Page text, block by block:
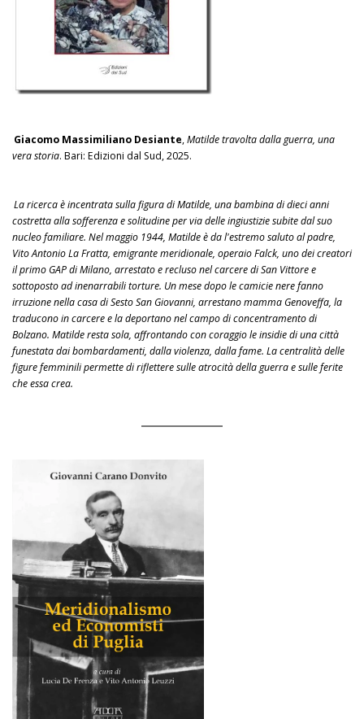
Giacomo Massimiliano Desiante,Matilde travolta dalla guerra, una
vera storia. Bari: Edizioni dal Sud, 2025.
La ricerca è incentrata sulla figura di Matilde, una bambina di dieci anni
costretta alla sofferenza e solitudine per via delle ingiustizie subite dal suo
nucleo familiare. Nel maggio 1944, Matilde è da l'estremo saluto al padre,
Vito Antonio La Fratta, emigrante meridionale, operaio Falck, uno dei creatori
il primo GAP di Milano, arrestato e recluso nel carcere di San Vittore e
sottoposto ad inenarrabili torture. Un mese dopo le camicie nere fanno
irruzione nella casa di Sesto San Giovanni, arrestano mamma Genoveffa, la
traducono in carcere e la deportano nel campo di concentramento di
Bolzano. Matilde resta sola, affrontando con coraggio le insidie di una città
funestata dai bombardamenti, dalla violenza, dalla fame. La centralità delle
figure femminili permette di riflettere sulle atrocità della guerra e sulle ferite
che essa crea.